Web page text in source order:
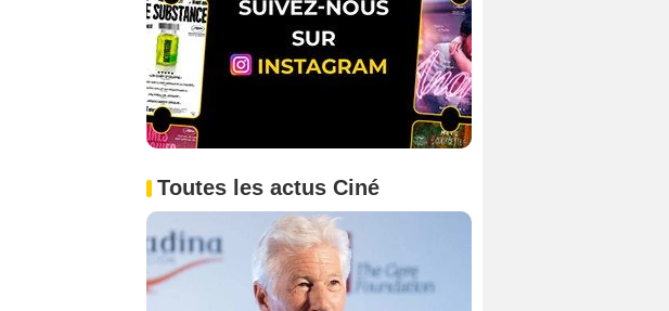
Toutes les actus Ciné